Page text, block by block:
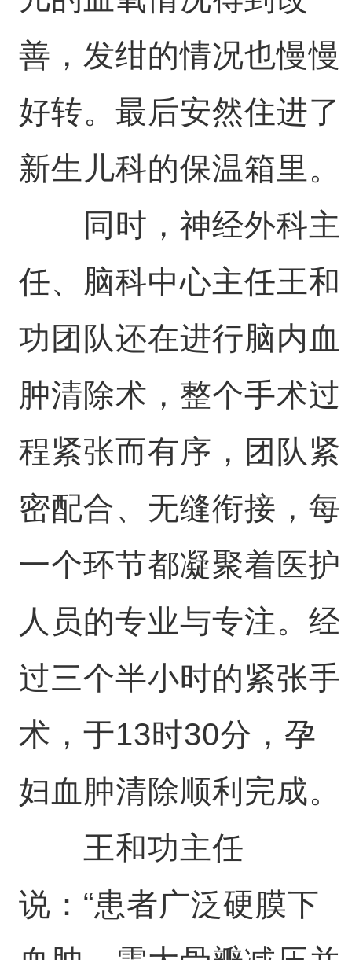
善，发绀的情况也慢慢
好转。最后安然住进了
新生儿科的保温箱里。
同时，神经外科主
任、脑科中心主任王和
功团队还在进行脑内血
肿清除术，整个手术过
程紧张而有序，团队紧
密配合、无缝衔接，每
一个环节都凝聚着医护
人员的专业与专注。经
过三个半小时的紧张手
术，于13时30分，孕
妇血肿清除顺利完成。
王和功主任
说：“患者广泛硬膜下